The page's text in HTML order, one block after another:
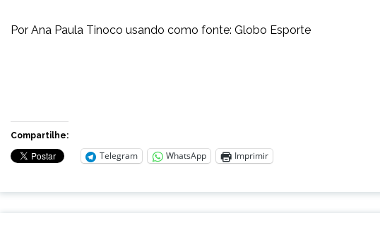
Por Ana Paula Tinoco usando como fonte: Globo Esporte
Compartilhe:
Telegram WhatsApp Imprimir